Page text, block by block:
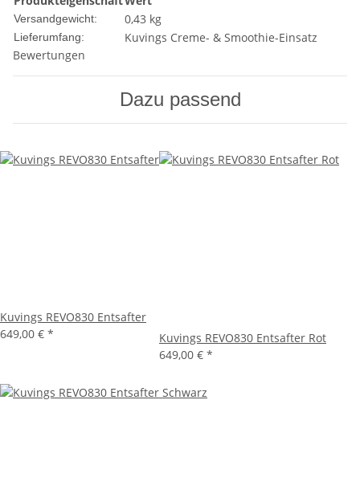
Versandgewicht: 0,43 kg
Lieferumfang:
Kuvings Creme- & Smoothie-Einsatz
Bewertungen
Dazu passend
Kuvings REVO830 Entsafter
649,00 € *
Kuvings REVO830 Entsafter Rot
649,00 € *